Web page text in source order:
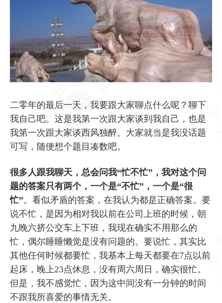
二零年的最后一天，我要跟大家聊点什么呢？聊下
我自己吧。这是我第一次跟大家谈到我自己，也是
我第一次跟大家谈西风独醉。大家就当是我没话题
可写，随便想个题目凑数吧。
很多人跟我聊天，总会问我“忙不忙”，我对这个问
题的答案只有两个，一个是“不忙”，一个是“很
忙”。看似矛盾的答案，在我认为都是正确答案。要
说不忙，是因为相对我以前在公司上班的时候，朝
九晚六挤公交车上下班，我现在确实不用那么的
忙，偶尔睡睡懒觉是没有问题的。要说忙，其实比
其他任何时候都要忙，我基本上每天都要在7点以前
起床，晚上23点休息，没有周六周日，确实很忙。
但是，我不感觉忙，因为这中间没有一分钟的时间
不跟我所喜爱的事情无关。